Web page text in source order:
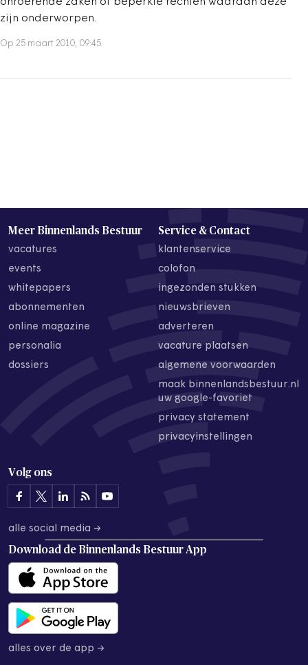
zijn onderworpen.
Op 25 maart 2010, 09:45
Meer Binnenlands Bestuur
vacatures
events
whitepapers
abonnementen
online magazine
personalia
dossiers
Service & Contact
klantenservice
colofon
ingezonden stukken
nieuwsbrieven
adverteren
vacature plaatsen
algemene voorwaarden
maak binnenlandsbestuur.nl
uw google-favoriet
privacy statement
privacyinstellingen
Volg ons
alle social media →
Download de Binnenlands Bestuur App
alles over de app →